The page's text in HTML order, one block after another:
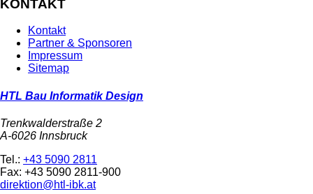
KONTAKT
Kontakt
Partner & Sponsoren
Impressum
Sitemap
HTL Bau Informatik Design
Trenkwalderstraße 2
A-6026 Innsbruck
Tel.: +43 5090 2811
Fax: +43 5090 2811-900
direktion@htl-ibk.at